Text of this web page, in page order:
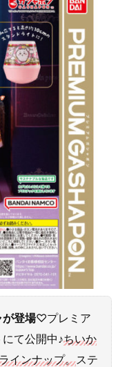
が登場♡プレミア
て公開中♪ちいか
インナップ。ステ